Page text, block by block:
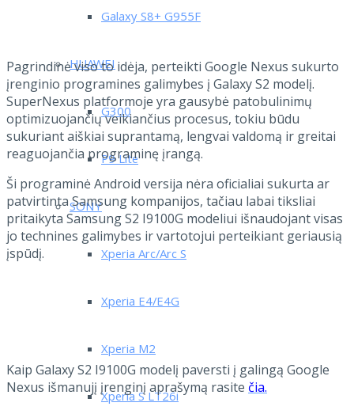
Galaxy S8+ G955F
HUAWEI
G300
P9 Lite
SONY
Xperia Arc/Arc S
Xperia E4/E4G
Xperia M2
Xperia S LT26i
Pagrindinė viso to idėja, perteikti Google Nexus sukurto
įrenginio programines galimybes į Galaxy S2 modelį.
SuperNexus platformoje yra gausybė patobulinimų
optimizuojančių veikiančius procesus, tokiu būdu
sukuriant aiškiai suprantamą, lengvai valdomą ir greitai
reaguojančia programinę įrangą.
Ši programinė Android versija nėra oficialiai sukurta ar
patvirtinta Samsung kompanijos, tačiau labai tiksliai
pritaikyta Samsung S2 I9100G modeliui išnaudojant visas
jo technines galimybes ir vartotojui perteikiant geriausią
įspūdį.
Kaip Galaxy S2 I9100G modelį paversti į galingą Google
Nexus išmanujį įrenginį aprašymą rasite čia.